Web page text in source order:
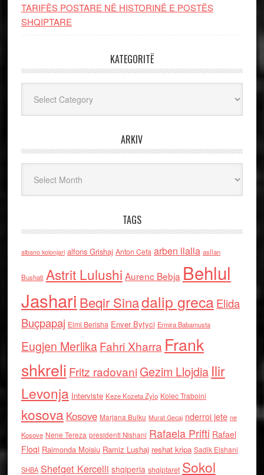
TARIFËS POSTARE NË HISTORINË E POSTËS
SHQIPTARE
KATEGORITË
ARKIV
TAGS
albano kolonjari alfons Grishaj Anton Cefa arben llalla asllan
Bushati Astrit Lulushi Aurenc Bebja Behlul
Jashari Beqir Sinadalip grecaElida
Buçpapaj Elmi Berisha Enver Bytyci Ermira Babamusta
Eugjen MerlikaFahri Xharra Frank
shkreli Fritz radovaniGezim Llojdia Ilir
Levonja Interviste Keze Kozeta Zylo Kolec Traboini
kosova Kosove Marjana Bulku Murat Gecaj nderroi jete ne
Kosove Nene Tereza presidenti Nishani Rafaela Prifti Rafael
Floqi Raimonda Moisiu Ramiz Lushaj reshat kripa Sadik Elshani
SHBA Shefqet Kercelli shqiperia shqiptaret Sokol